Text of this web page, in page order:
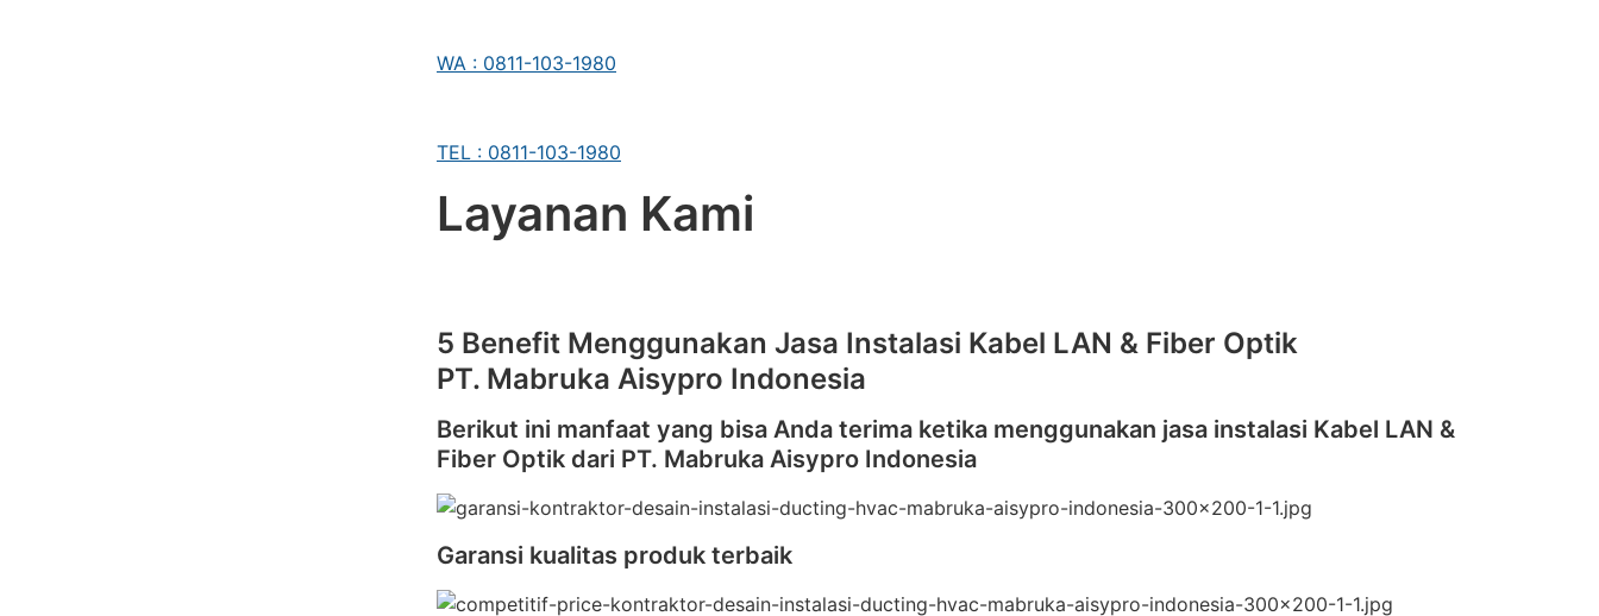
WA : 0811-103-1980
TEL : 0811-103-1980
Layanan Kami
5 Benefit Menggunakan Jasa Instalasi Kabel LAN & Fiber Optik
PT. Mabruka Aisypro Indonesia
Berikut ini manfaat yang bisa Anda terima ketika menggunakan jasa instalasi Kabel LAN &
Fiber Optik dari PT. Mabruka Aisypro Indonesia
Garansi kualitas produk terbaik